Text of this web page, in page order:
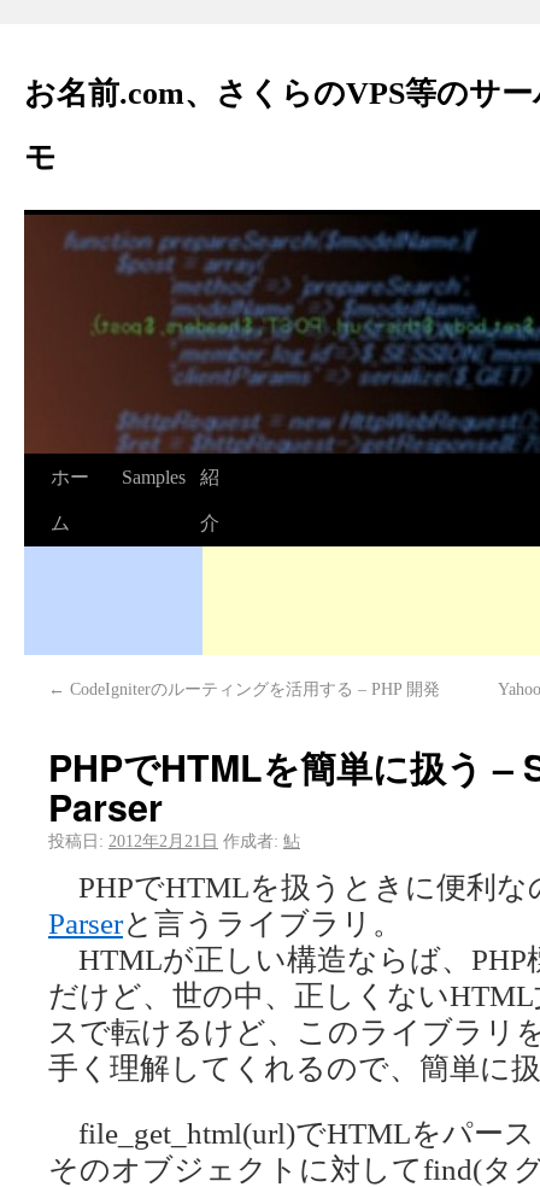
お名前.com、さくらのVPS等のサ
モ
ホー
ム
Samples 紹
介
← CodeIgniterのルーティングを活用する – PHP 開発
PHPでHTMLを簡単に扱う –
Parser
投稿日: 2012年2月21日 作成者: 鮎
PHPでHTMLを扱うときに便利な
Parserと言うライブラリ。
HTMLが正しい構造ならば、
だけど、世の中、正しくない
スで転けるけど、このライブラリ
手く理解してくれるので、簡単に
file_get_html(url)でHTMLをパー
そのオブジェクトに対してfind(タ